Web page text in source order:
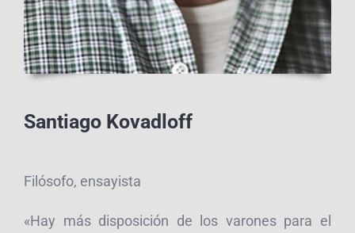
Santiago Kovadloff
Filósofo, ensayista
«Hay más disposición de los varones para el